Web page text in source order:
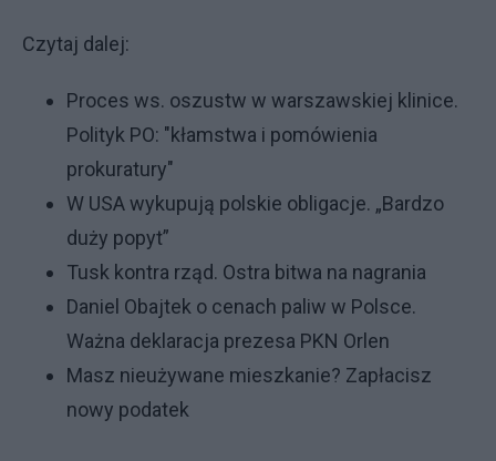
Czytaj dalej:
Proces ws. oszustw w warszawskiej klinice.
Polityk PO: "kłamstwa i pomówienia
prokuratury"
W USA wykupują polskie obligacje. „Bardzo
duży popyt”
Tusk kontra rząd. Ostra bitwa na nagrania
Daniel Obajtek o cenach paliw w Polsce.
Ważna deklaracja prezesa PKN Orlen
Masz nieużywane mieszkanie? Zapłacisz
nowy podatek